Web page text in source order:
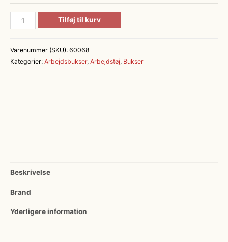
Egon
-
antal
Tilføj til kurv
Varenummer (SKU): 60068
Kategorier: Arbejdsbukser, Arbejdstøj, Bukser
Beskrivelse
Brand
Yderligere information